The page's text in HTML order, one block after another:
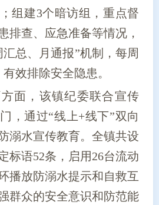
组建3个暗访组，重点督
排查、应急准备等情况，
总、月通报”机制，每周
效排除安全隐患。
面，该镇纪委联合宣传
，通过“线上+线下”双向
溺水宣传教育。全镇共设
标语52条，启用26台流动
播放防溺水提示和自救互
群众的安全意识和防范能